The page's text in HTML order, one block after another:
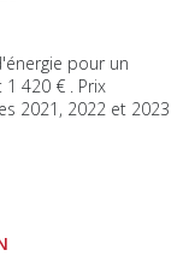
pour un
420 € . Prix
2021, 2022 et 2023